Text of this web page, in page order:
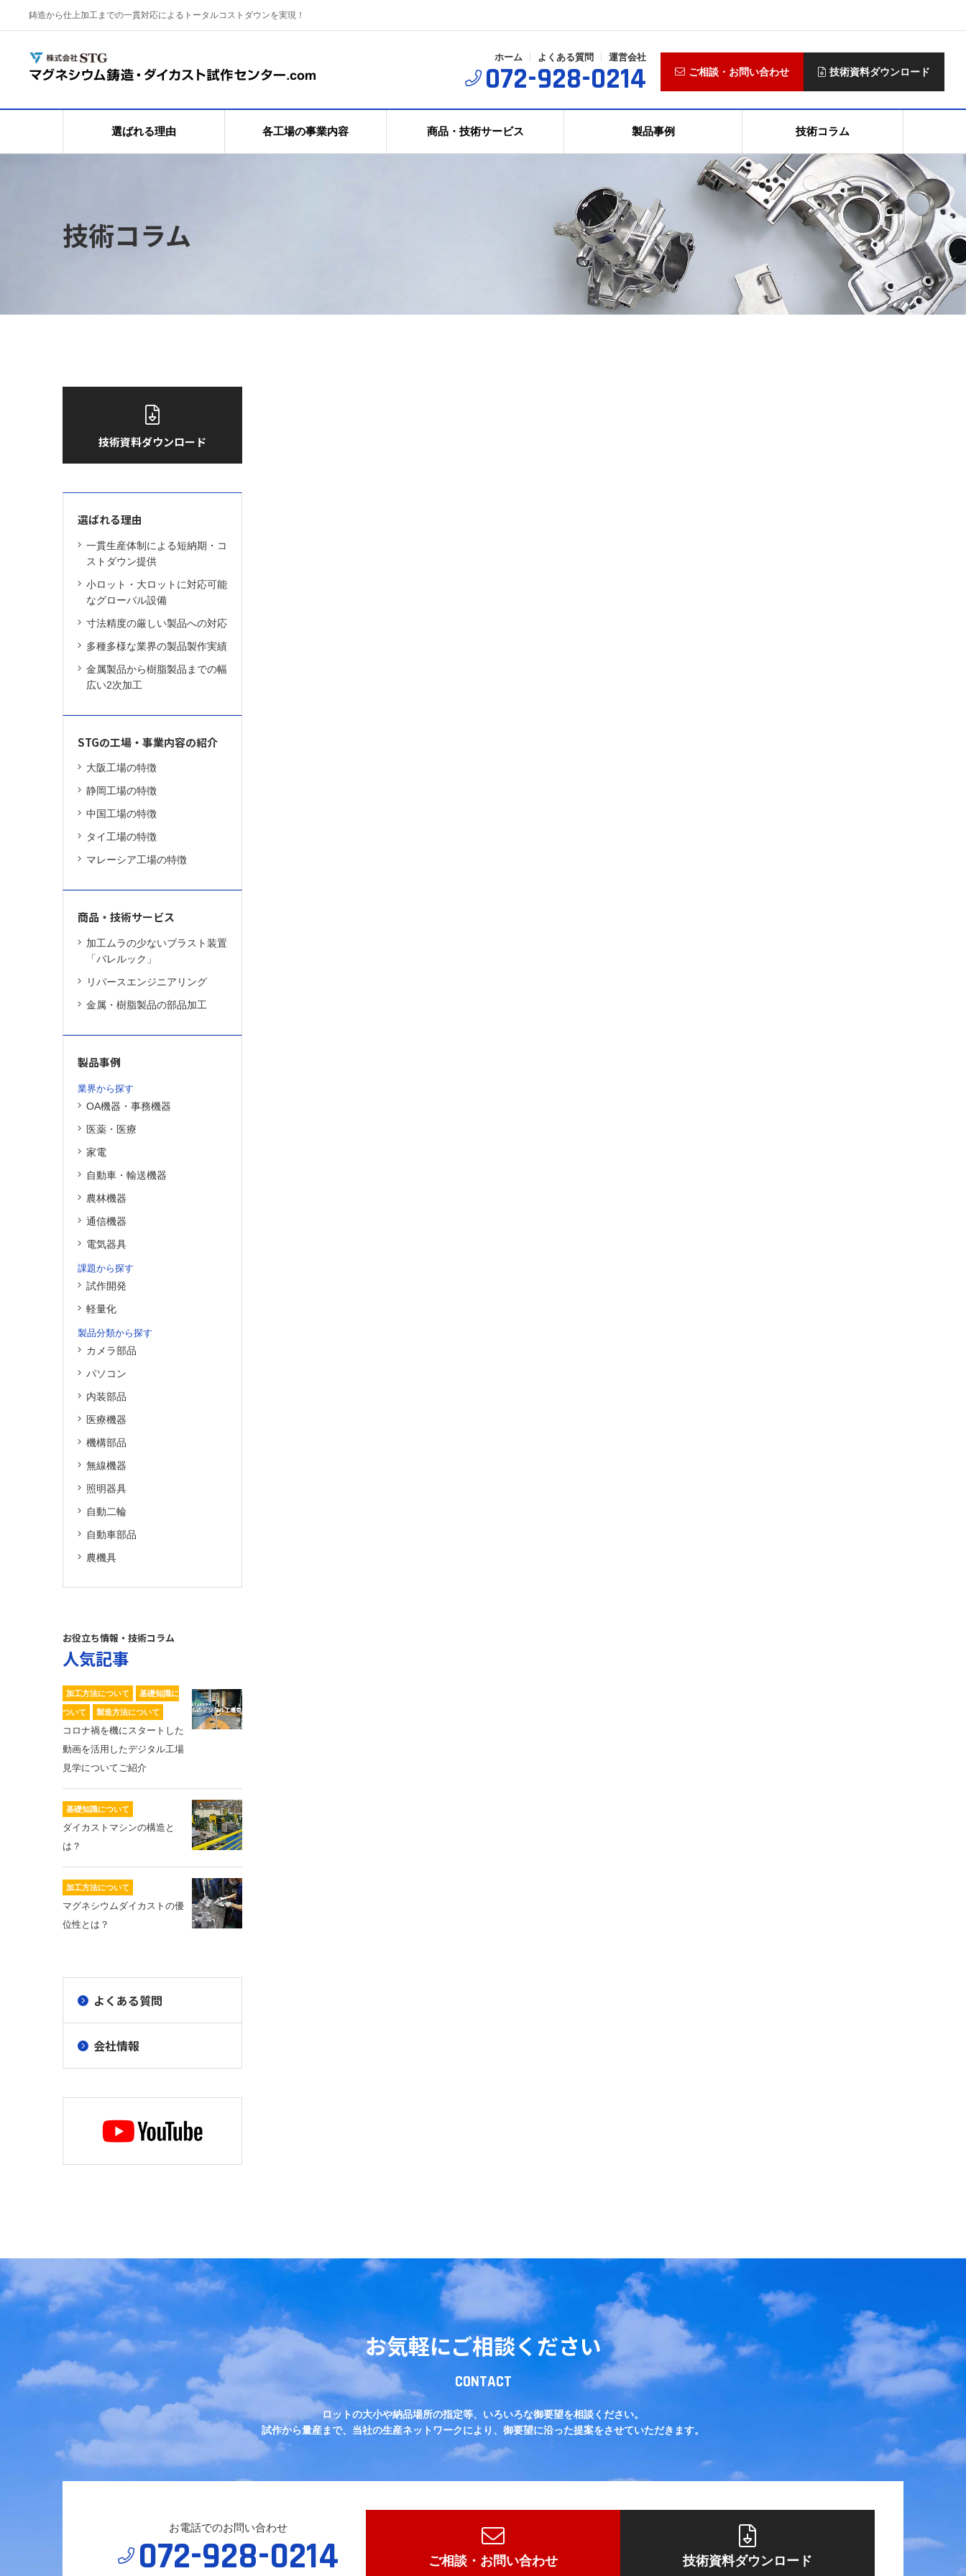
鋳造から仕上加工までの一貫対応によるトータルコストダウンを実現！
ホーム よくある質問 運営会社
072-928-0214 ご相談・お問い合わせ 技術資料ダウンロード
選ばれる理由 各工場の事業内容 商品・技術サービス 製品事例 技術コラム
技術コラム
技術資料ダウンロード
選ばれる理由
一貫生産体制による短納期・コ
ストダウン提供
小ロット・大ロットに対応可能
なグローバル設備
寸法精度の厳しい製品への対応
多種多様な業界の製品製作実績
金属製品から樹脂製品までの幅
広い2次加工
STGの工場・事業内容の紹介
大阪工場の特徴
静岡工場の特徴
中国工場の特徴
タイ工場の特徴
マレーシア工場の特徴
商品・技術サービス
加工ムラの少ないブラスト装置
「バレルック」
リバースエンジニアリング
金属・樹脂製品の部品加工
製品事例
業界から探す
OA機器・事務機器
医薬・医療
家電
自動車・輸送機器
農林機器
通信機器
電気器具
課題から探す
試作開発
軽量化
製品分類から探す
カメラ部品
パソコン
内装部品
医療機器
機構部品
無線機器
照明器具
自動二輪
自動車部品
農機具
お役立ち情報・技術コラム
人気記事
加工方法について 基礎知識に
ついて 製造方法について
コロナ禍を機にスタートした
動画を活用したデジタル工場
見学についてご紹介
基礎知識について
ダイカストマシンの構造と
は？
加工方法について
マグネシウムダイカストの優
位性とは？
よくある質問
会社情報
お気軽にご相談ください
CONTACT
ロットの大小や納品場所の指定等、いろいろな御要望を相談ください。
試作から量産まで、当社の生産ネットワークにより、御要望に沿った提案をさせていただきます。
お電話でのお問い合わせ
072-928-0214 ご相談・お問い合わせ 技術資料ダウンロード